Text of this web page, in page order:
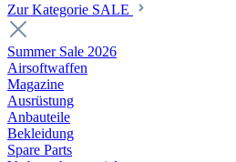
Zur Kategorie SALE
Summer Sale 2026
Airsoftwaffen
Magazine
Ausrüstung
Anbauteile
Bekleidung
Spare Parts